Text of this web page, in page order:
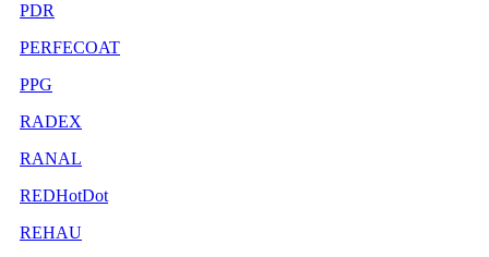
PDR
PERFECOAT
PPG
RADEX
RANAL
REDHotDot
REHAU